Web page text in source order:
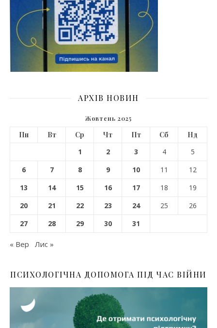
АРХІВ НОВИН
Жовтень 2025
Пн Вт Ср Чт Пт Сб
Нд
1
2 3 4
5
6
7 8 9 10 11
12
13
14 15 16 17 18
19
20
21 22 23 24 25
26
27
28 29 30 31
« Вер Лис »
ПСИХОЛОГІЧНА ДОПОМОГА ПІД ЧАС ВІЙНИ